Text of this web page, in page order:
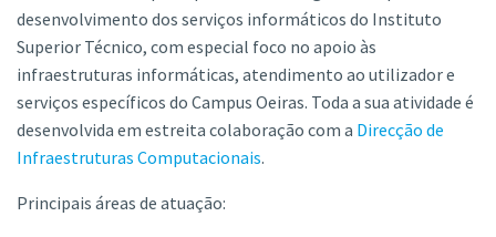
desenvolvimento dos serviços informáticos do Instituto
Superior Técnico, com especial foco no apoio às
infraestruturas informáticas, atendimento ao utilizador e
serviços específicos do Campus Oeiras. Toda a sua atividade é
desenvolvida em estreita colaboração com a Direcção de
Infraestruturas Computacionais.
Principais áreas de atuação: